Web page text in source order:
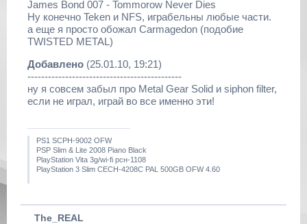
James Bond 007 - Tommorow Never Dies
Ну конечно Teken и NFS, играбельны любые части.
а еще я просто обожал Carmagedon (подобие
TWISTED METAL)
Добавлено (25.01.10, 19:21)
---------------------------------------------
ну я совсем забыл про Metal Gear Solid и siphon filter,
если не играл, играй во все именно эти!
PS1 SCPH-9002 OFW
PSP Slim & Lite 2008 Piano Black
PlayStation Vita 3g/wi-fi рсн-1108
PlayStation 3 Slim CECH-4208C PAL 500GB OFW 4.60
The_REAL